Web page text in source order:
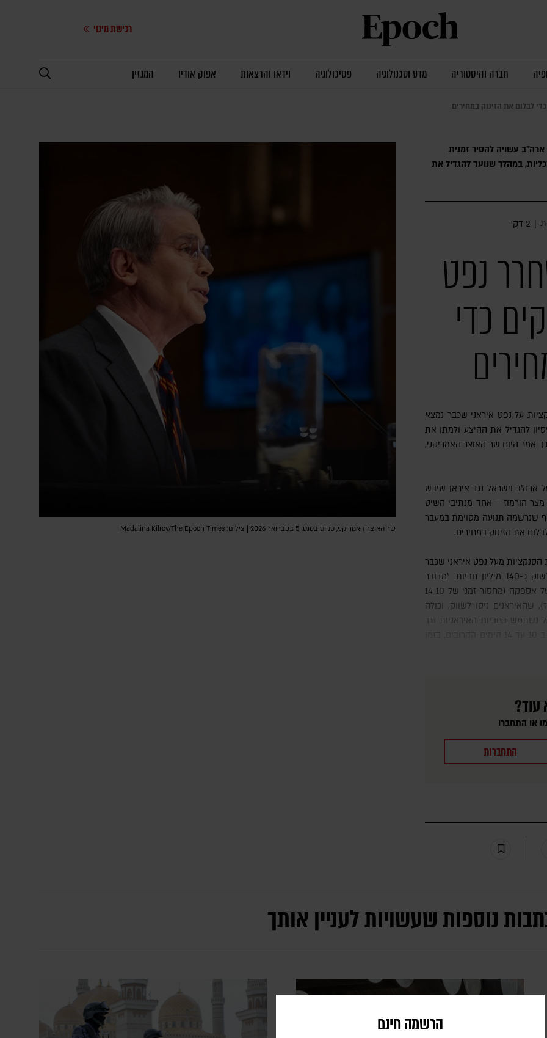
רכישת מינוי
חברה והיסטוריה מדע וטכנולוגיה פסיכולוגיה וידאו והרצאות אפוק אודיו המגזין
הרשמה חינם
לבלום את הזינוק במחירים
עשויה להסיר זמנית
במהלך שנועד להגדיל את
| 2 דק׳
נפט
כדי
על נפט איראני שכבר נמצא
להגדיל את ההיצע ולמתן את
אמר היום שר האוצר האמריקני,
וישראל נגד איראן שיבש
הורמוז – אחד מנתיבי השיט
שנרשמה תנועה מסוימת במעבר
את הזינוק במחירים.
"תקוע" על גבי מכליות עשויה להזרים לשוק כ-140 מיליון חביות. "מדובר
בכמות ששווה לכ-10 ימים עד שבועיים של אספקה (מחסור זמני של 14-10
שהאיראנים ניסו לשווק, וכולה
נשתמש בחביות האיראניות נגד
עוד?
או התחברו
התחברות
שר האוצר האמריקני, סקוט בסנט, 5 בפברואר 2026 | צילום: Madalina Kilroy/The Epoch Times
נוספות שעשויות לעניין אותך